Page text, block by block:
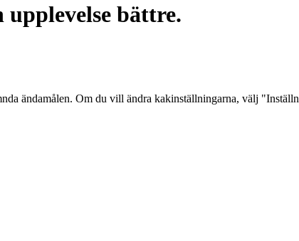
bättre.
ändamålen. Om du vill ändra kakinställningarna, välj